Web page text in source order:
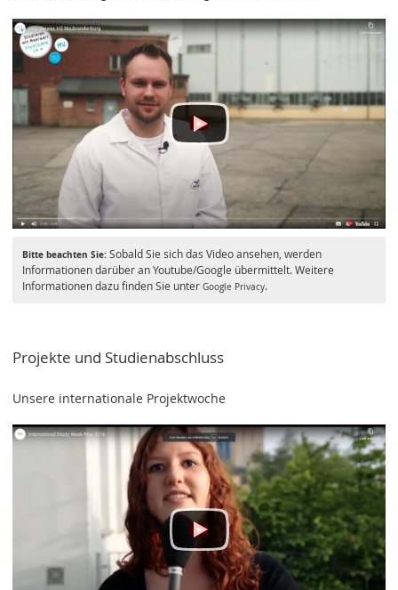
Bitte beachten Sie:Sobald Sie sich das Video ansehen, werden
Informationen darüber an Youtube/Google übermittelt. Weitere
Informationen dazu finden Sie unter Google Privacy.
Projekte und Studienabschluss
Unsere internationale Projektwoche